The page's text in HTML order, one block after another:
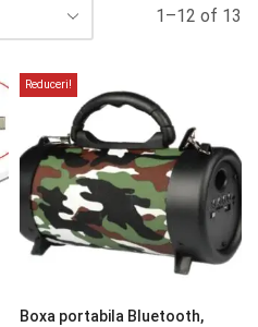
1–12 of 13
Reduceri!
Boxa portabila Bluetooth,